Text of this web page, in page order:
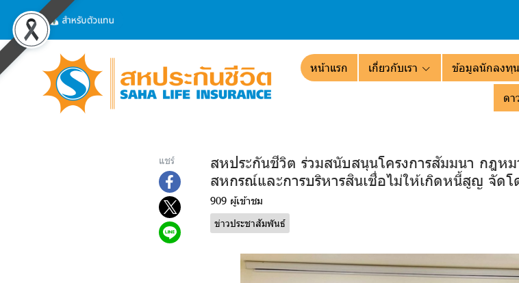
หน้าแรก เกี่ยวกับเรา ข้อมูลนักลงทุน
ดา
แชร์
สหประกันชีวิต ร่วมสนับสนุนโครงการสัมมนา กฎห
สหกรณ์และการบริหารสินเชื่อไม่ให้เกิดหนี้สูญ จัด
909 ผู้เข้าชม
ข่าวประชาสัมพันธ์